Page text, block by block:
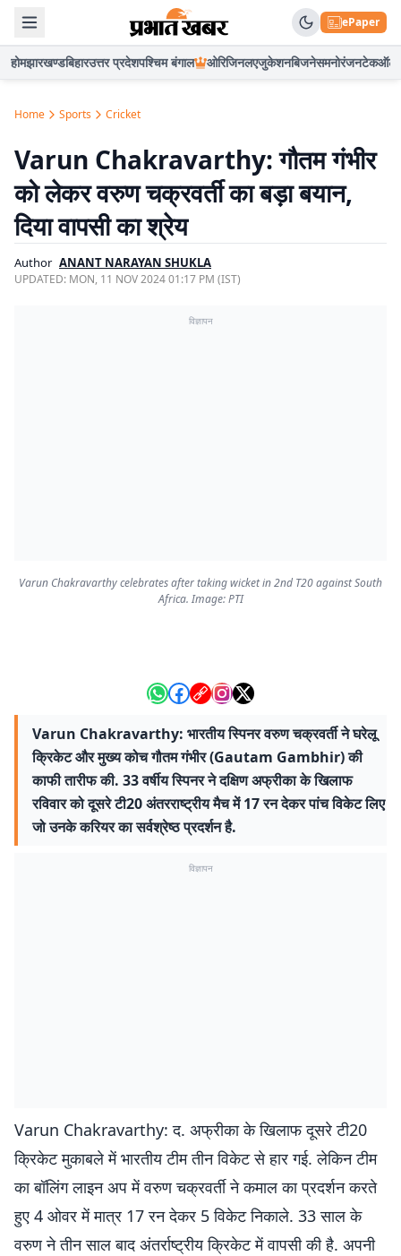
ePaper
होमझारखण्डबिहारउत्तर प्रदेशपश्चिम बंगाल ओरिजिनलएजुकेशनबिजनेसमनोरंजनटेकऑटो
Home Sports Cricket
Varun Chakravarthy: गौतम गंभीर
को लेकर वरुण चक्रवर्ती का बड़ा बयान,
दिया वापसी का श्रेय
Author ANANT NARAYAN SHUKLA
UPDATED: MON, 11 NOV 2024 01:17 PM (IST)
विज्ञापन
Varun Chakravarthy celebrates after taking wicket in 2nd T20 against South
Africa. Image: PTI
Varun Chakravarthy: भारतीय स्पिनर वरुण चक्रवर्ती ने घरेलू
क्रिकेट और मुख्य कोच गौतम गंभीर (Gautam Gambhir) की
काफी तारीफ की. 33 वर्षीय स्पिनर ने दक्षिण अफ्रीका के खिलाफ
रविवार को दूसरे टी20 अंतरराष्ट्रीय मैच में 17 रन देकर पांच विकेट लिए
जो उनके करियर का सर्वश्रेष्ठ प्रदर्शन है.
विज्ञापन
Varun Chakravarthy: द. अफ्रीका के खिलाफ दूसरे टी20
क्रिकेट मुकाबले में भारतीय टीम तीन विकेट से हार गई. लेकिन टीम
का बॉलिंग लाइन अप में वरुण चक्रवर्ती ने कमाल का प्रदर्शन करते
हुए 4 ओवर में मात्र 17 रन देकर 5 विकेट निकाले. 33 साल के
वरुण ने तीन साल बाद अंतर्राष्ट्रीय क्रिकेट में वापसी की है. अपनी